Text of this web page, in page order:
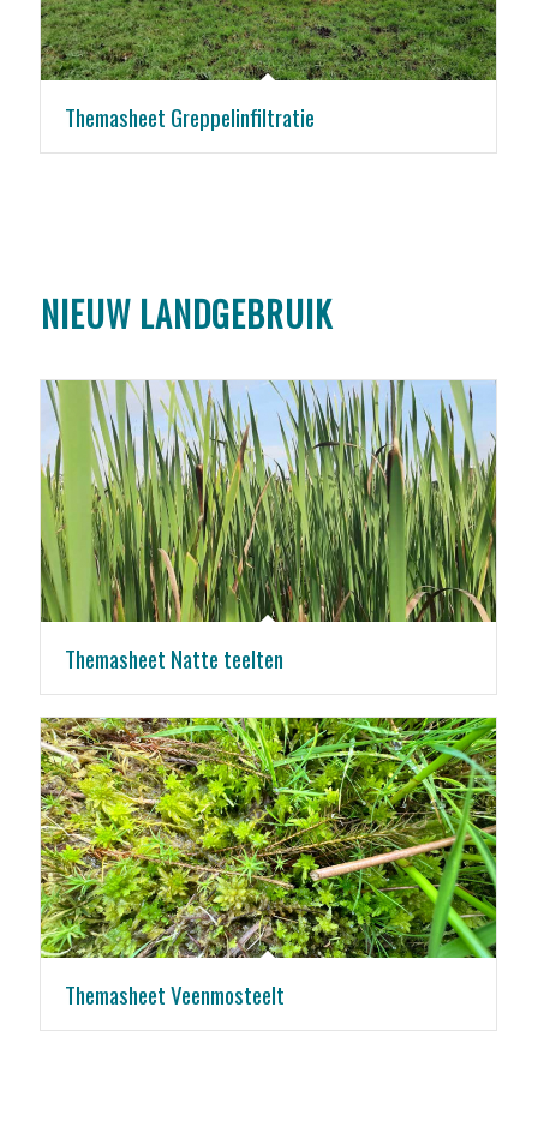
Themasheet Greppelinfiltratie
NIEUW LANDGEBRUIK
Themasheet Natte teelten
Themasheet Veenmosteelt